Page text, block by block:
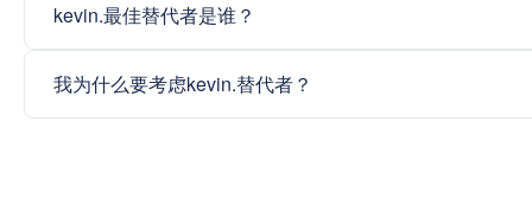
kevin.最佳替代者是谁？
我为什么要考虑kevin.替代者？